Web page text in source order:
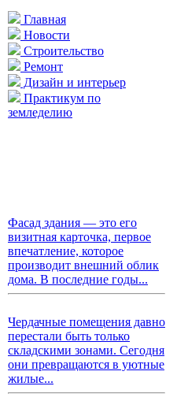
Главная
Новости
Строительство
Ремонт
Дизайн и интерьер
Практикум по
земледелию
Фасад здания — это его
визитная карточка, первое
впечатление, которое
производит внешний облик
дома. В последние годы...
Чердачные помещения давно
перестали быть только
складскими зонами. Сегодня
они превращаются в уютные
жилые...